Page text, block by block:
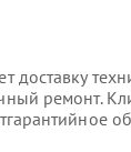
доставку
ремонт.